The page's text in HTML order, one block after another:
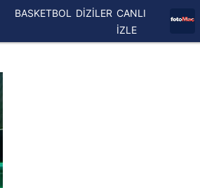
BASKETBOL DİZİLER CANLI
İZLE